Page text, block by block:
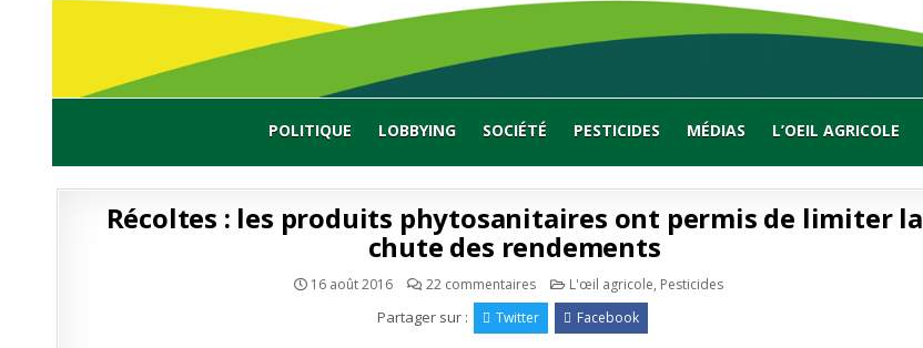
POLITIQUE LOBBYING SOCIÉTÉ PESTICIDES MÉDIAS L’OEIL AGRICOLE
Récoltes : les produits phytosanitaires ont permis de limiter la
chute des rendements
16 août 2016 22 commentairessur
les
produits
Publié
L'œil agricole, Pesticides
Partager sur : Twitter Facebook